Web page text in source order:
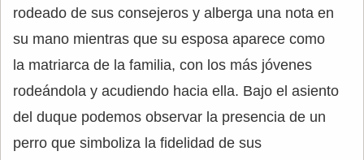
rodeado de sus consejeros y alberga una nota en
su mano mientras que su esposa aparece como
la matriarca de la familia, con los más jóvenes
rodeándola y acudiendo hacia ella. Bajo el asiento
del duque podemos observar la presencia de un
perro que simboliza la fidelidad de sus